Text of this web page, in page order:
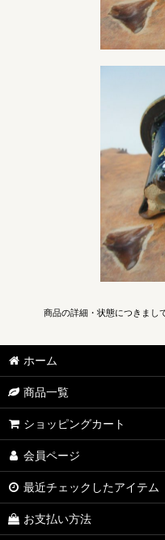
商品の詳細・状態につきまし
ホーム
商品一覧
ショッピングカート
会員ページ
最近チェックしたアイテム
お支払い方法